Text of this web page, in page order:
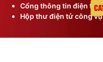
Cổng thông tin điện tử
Hộp thư điện tử công vụ